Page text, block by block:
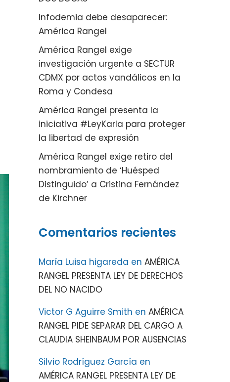
Infodemia debe desaparecer:
América Rangel
América Rangel exige
investigación urgente a SECTUR
CDMX por actos vandálicos en la
Roma y Condesa
América Rangel presenta la
iniciativa #LeyKarla para proteger
la libertad de expresión
América Rangel exige retiro del
nombramiento de ‘Huésped
Distinguido’ a Cristina Fernández
de Kirchner
Comentarios recientes
María Luisa higareda enAMÉRICA
RANGEL PRESENTA LEY DE DERECHOS
DEL NO NACIDO
Victor G Aguirre Smith enAMÉRICA
RANGEL PIDE SEPARAR DEL CARGO A
CLAUDIA SHEINBAUM POR AUSENCIAS
Silvio Rodríguez García en
AMÉRICA RANGEL PRESENTA LEY DE